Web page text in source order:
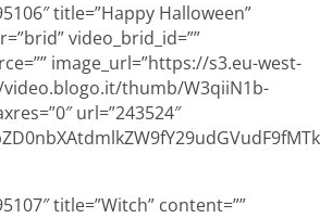
title=”Happy Halloween”
video_brid_id=””
image_url=”https://s3.eu-west-
video.blogo.it/thumb/W3qiiN1b-
url=”243524″
title=”Witch” content=””